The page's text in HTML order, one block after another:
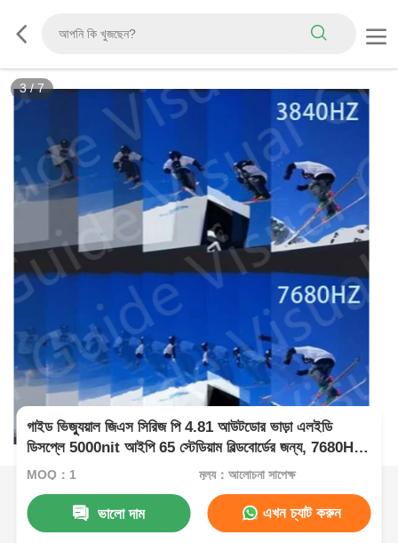
3/7
গাইড ভিজ্যুয়াল জিএস সিরিজ পি 4.81 আউটডোর ভাড়া এলইডি
ডিসপ্লে 5000nit আইপি 65 স্টেডিয়াম বিল্ডবোর্ডের জন্য, 7680Hz
ডাবল ব্যাকআপ
MOQ：1 মূল্য：আলোচনা সাপেক্ষ
ভালো দাম এখন চ্যাট করুন